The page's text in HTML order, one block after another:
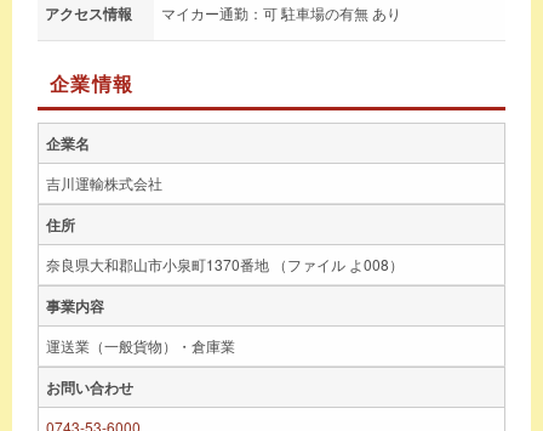
アクセス情報 マイカー通勤：可 駐車場の有無 あり
企業情報
企業名
吉川運輸株式会社
住所
奈良県大和郡山市小泉町1370番地 （ファイル よ008）
事業内容
運送業（一般貨物）・倉庫業
お問い合わせ
0743-53-6000